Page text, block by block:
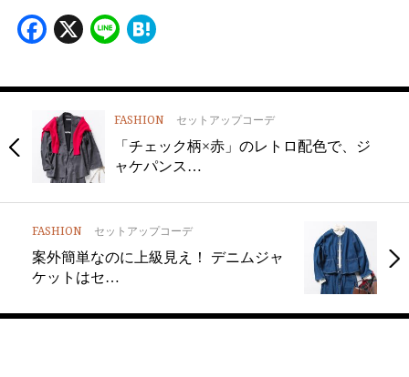
Facebook
X Line
FASHION セットアップコーデ
「チェック柄×赤」のレトロ配色で、ジ
ャケパンス…
FASHION セットアップコーデ
案外簡単なのに上級見え！ デニムジャ
ケットはセ…